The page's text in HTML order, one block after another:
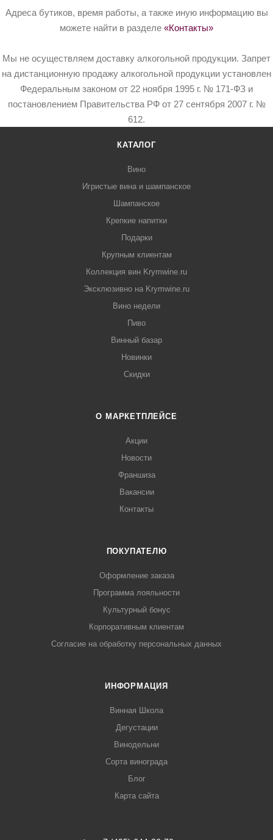
Адреса бутиков, время работы, а также иную информацию вы
можете найти в разделе «Контакты»
Мы не осуществляем доставку алкогольной продукции. Запрет
на дистанционную продажу алкогольной продукции установлен
Федеральным законом от 22 ноября 1995 г. № 171-ФЗ и
постановлением Правительства РФ от 27 сентября 2007 г. №
612.
КАТАЛОГ
Вино
Игристые вина и шампанское
Шампанское
Крепкие напитки
Подарки
Крупным клиентам
Коллекция вин Krymwine.ru
Эксклюзивно на Krymwine.ru
Вино недели
Пиво
Винный базар
Новинки
Скидки
О МАРКЕТПЛЕЙСЕ
Акции
Новости
Франшиза
Вакансии
Контакты
ПОКУПАТЕЛЮ
Оформление заказа
Программа лояльности
Культурный бонус
Корпоративным клиентам
Согласие на обработку персональных данных
ИНФОРМАЦИЯ
Винная Школа
Дегустации
Винодельни
Сорта винограда
Блог
Карта сайта